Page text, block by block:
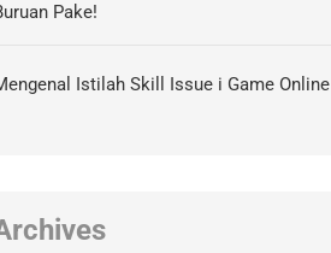
Pake!
Istilah Skill Issue i Game Online